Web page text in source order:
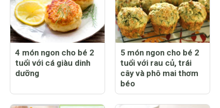
4 món ngon cho bé 2
tuổi với cá giàu dinh
dưỡng
5 món ngon cho bé 2
tuổi với rau củ, trái
cây và phô mai thơm
béo